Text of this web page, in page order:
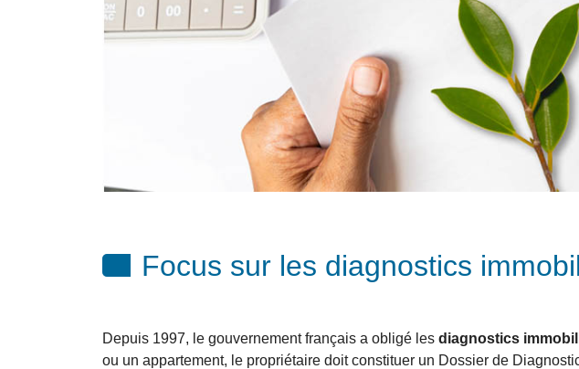
Focus sur les diagnostics
Depuis 1997, le gouvernement français a obligé les diagnostics
ou un appartement, le propriétaire doit constituer un Dossier de